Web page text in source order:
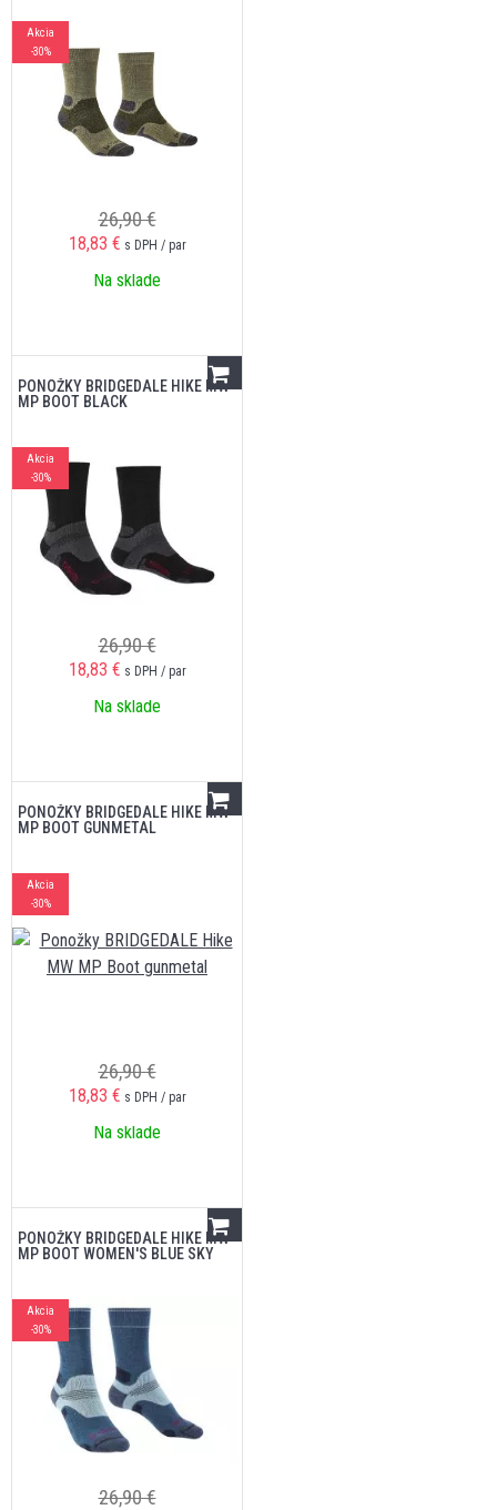
Akcia
-30%
26,90 €
18,83 € s DPH / par
Na sklade
PONOŽKY BRIDGEDALE HIKE MW
MP BOOT BLACK
Akcia
-30%
26,90 €
18,83 € s DPH / par
Na sklade
PONOŽKY BRIDGEDALE HIKE MW
MP BOOT GUNMETAL
Akcia
-30%
26,90 €
18,83 € s DPH / par
Na sklade
PONOŽKY BRIDGEDALE HIKE MW
MP BOOT WOMEN'S BLUE SKY
Akcia
-30%
26,90 €